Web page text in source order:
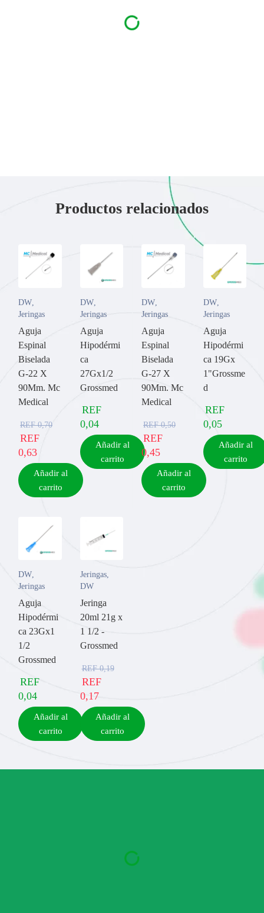
Productos relacionados
DW
Jeringas
Aguja
Espinal
Biselada
G-22 X
90Mm. Mc
Medical
REF0,70
REF
0,63
Añadir al
carrito
DW,
Jeringas
Aguja
Hipodérmi
ca
27Gx1/2
Grossmed
REF
0,04
Añadir al
carrito
DW
Jeringas
Aguja
Espinal
Biselada
G-27 X
90Mm. Mc
Medical
REF0,50
REF
0,45
Añadir al
carrito
DW,
Jeringas
Aguja
Hipodérmi
ca 19Gx
1"Grossme
d
REF
0,05
Añadir al
carrito
DW,
Jeringas
Aguja
Hipodérmi
ca 23Gx1
1/2
Grossmed
REF
0,04
Añadir al
carrito
Jeringas,
DW
Jeringa
20ml 21g x
1 1/2 -
Grossmed
REF0,19
REF
0,17
Añadir al
carrito